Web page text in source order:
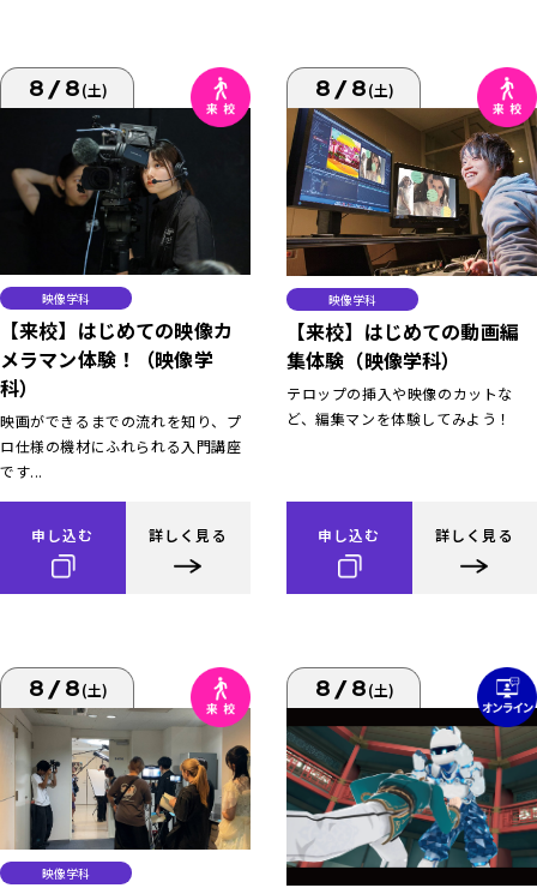
8/8(土)
映像学科
【来校】はじめての映像カ
メラマン体験！（映像学
科）
映画ができるまでの流れを知り、プ
ロ仕様の機材にふれられる入門講座
です...
申し込む 詳しく見る
8/8(土)
映像学科
【来校】はじめての動画編
集体験（映像学科）
テロップの挿入や映像のカットな
ど、編集マンを体験してみよう！
申し込む 詳しく見る
8/8(土)
映像学科
8/8(土)